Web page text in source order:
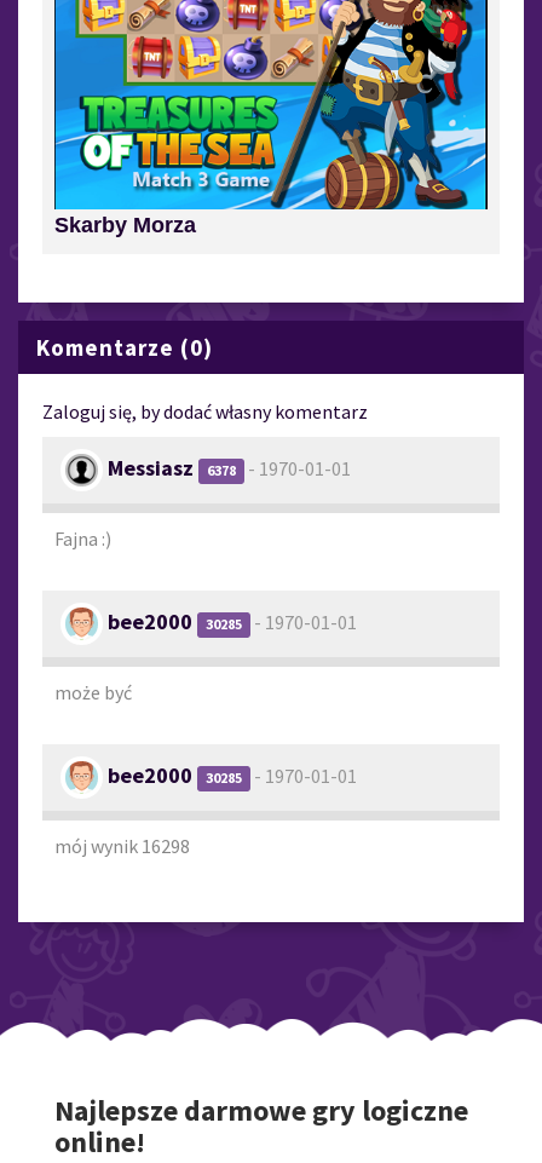
Skarby Morza
Komentarze (0)
Zaloguj się, by dodać własny komentarz
Messiasz 6378 - 1970-01-01
Fajna :)
bee2000 30285 - 1970-01-01
może być
bee2000 30285 - 1970-01-01
mój wynik 16298
Najlepsze darmowe gry logiczne
online!